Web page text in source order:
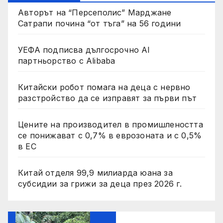
Авторът на “Персеполис” Марджане
Сатрапи почина “от тъга” на 56 години
УЕФА подписва дългосрочно AI
партньорство с Alibaba
Китайски робот помага на деца с нервно
разстройство да се изправят за първи път
Цените на производител в промишлеността
се понижават с 0,7% в еврозоната и с 0,5%
в ЕС
Китай отделя 99,9 милиарда юана за
субсидии за грижи за деца през 2026 г.